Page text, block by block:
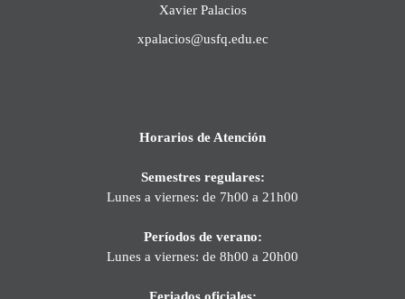
Xavier Palacios
xpalacios@usfq.edu.ec
Horarios de Atención
Semestres regulares:
Lunes a viernes: de 7h00 a 21h00
Períodos de verano:
Lunes a viernes: de 8h00 a 20h00
Feriados oficiales: